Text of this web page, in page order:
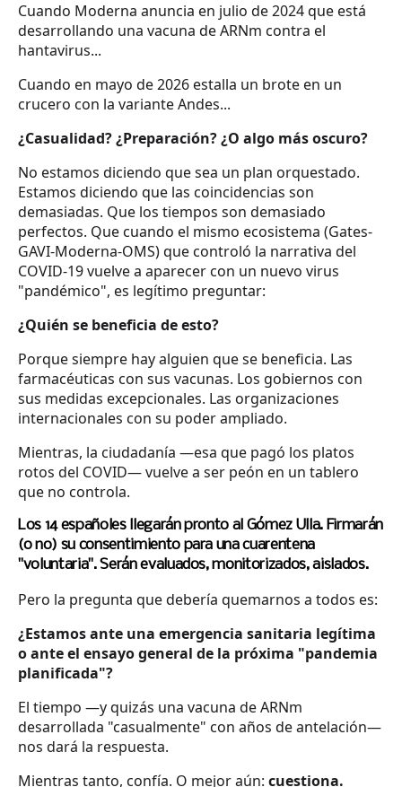
Cuando Moderna anuncia en julio de 2024 que está
desarrollando una vacuna de ARNm contra el
hantavirus...
Cuando en mayo de 2026 estalla un brote en un
crucero con la variante Andes...
¿Casualidad? ¿Preparación? ¿O algo más oscuro?
No estamos diciendo que sea un plan orquestado.
Estamos diciendo que las coincidencias son
demasiadas. Que los tiempos son demasiado
perfectos. Que cuando el mismo ecosistema (Gates-
GAVI-Moderna-OMS) que controló la narrativa del
COVID-19 vuelve a aparecer con un nuevo virus
"pandémico", es legítimo preguntar:
¿Quién se beneficia de esto?
Porque siempre hay alguien que se beneficia. Las
farmacéuticas con sus vacunas. Los gobiernos con
sus medidas excepcionales. Las organizaciones
internacionales con su poder ampliado.
Mientras, la ciudadanía —esa que pagó los platos
rotos del COVID— vuelve a ser peón en un tablero
que no controla.
Los 14 españoles llegarán pronto al Gómez Ulla. Firmarán
(o no) su consentimiento para una cuarentena
"voluntaria". Serán evaluados, monitorizados, aislados.
Pero la pregunta que debería quemarnos a todos es:
¿Estamos ante una emergencia sanitaria legítima
o ante el ensayo general de la próxima "pandemia
planificada"?
El tiempo —y quizás una vacuna de ARNm
desarrollada "casualmente" con años de antelación—
nos dará la respuesta.
Mientras tanto, confía. O mejor aún: cuestiona.